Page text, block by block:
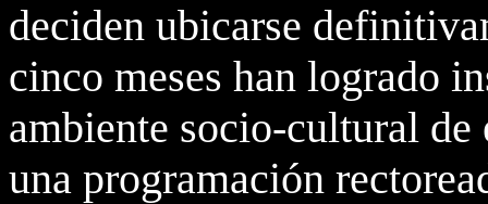
deciden ubicarse
cinco meses han logrado
ambiente socio-cultural de
una programación